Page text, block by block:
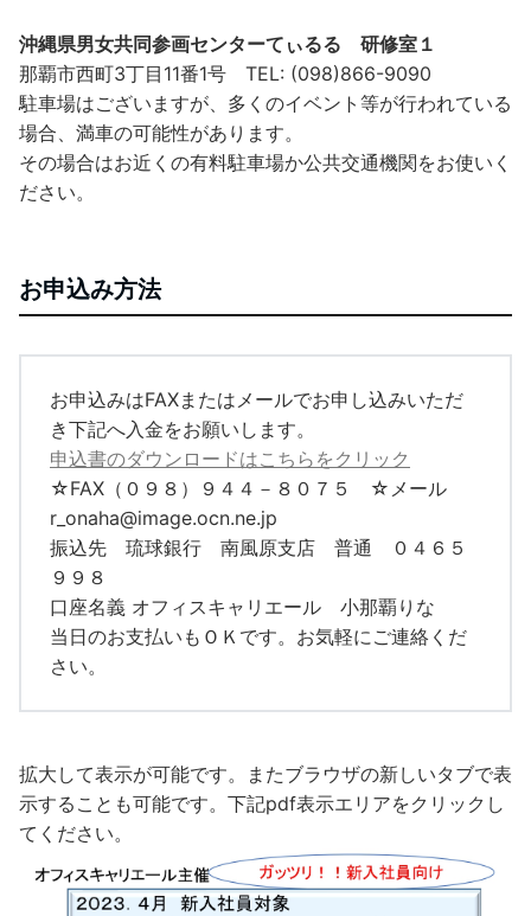
沖縄県男女共同参画センターてぃるる 研修室１
那覇市西町3丁目11番1号 TEL: (098)866-9090
駐車場はございますが、多くのイベント等が行われている
場合、満車の可能性があります。
その場合はお近くの有料駐車場か公共交通機関をお使いく
ださい。
お申込み方法
お申込みはFAXまたはメールでお申し込みいただ
き下記へ入金をお願いします。
申込書のダウンロードはこちらをクリック
☆FAX（０９８）９４４－８０７５ ☆メール
r_onaha@image.ocn.ne.jp
振込先 琉球銀行 南風原支店 普通 ０４６５
９９８
口座名義 オフィスキャリエール 小那覇りな
当日のお支払いもＯＫです。お気軽にご連絡くだ
さい。
拡大して表示が可能です。またブラウザの新しいタブで表
示することも可能です。下記pdf表示エリアをクリックし
てください。